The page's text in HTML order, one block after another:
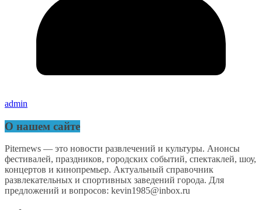
admin
О нашем сайте
Piternews — это новости развлечений и культуры. Анонсы
фестивалей, праздников, городских событий, спектаклей, шоу,
концертов и кинопремьер. Актуальный справочник
развлекательных и спортивных заведений города. Для
предложений и вопросов: kevin1985@inbox.ru